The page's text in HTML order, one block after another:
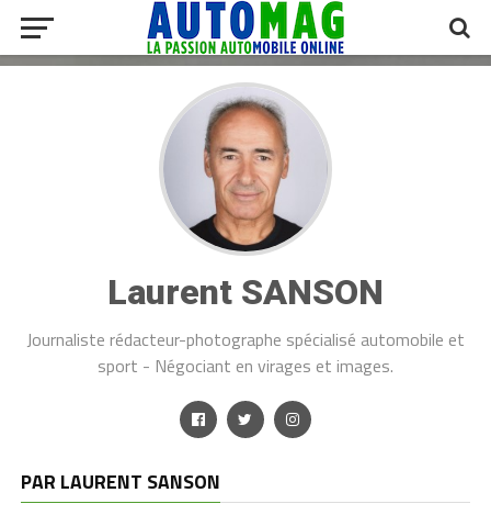
Laurent SANSON
Journaliste rédacteur-photographe spécialisé automobile et
sport - Négociant en virages et images.
PAR LAURENT SANSON